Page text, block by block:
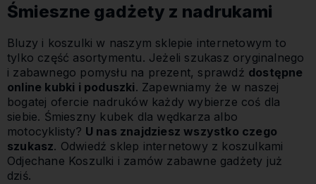
Śmieszne gadżety z nadrukami
Bluzy i koszulki w naszym sklepie internetowym to
tylko część asortymentu. Jeżeli szukasz oryginalnego
i zabawnego pomysłu na prezent, sprawdź dostępne
online kubki i poduszki. Zapewniamy że w naszej
bogatej ofercie nadruków każdy wybierze coś dla
siebie. Śmieszny kubek dla wędkarza albo
motocyklisty? U nas znajdziesz wszystko czego
szukasz. Odwiedź sklep internetowy z koszulkami
Odjechane Koszulki i zamów zabawne gadżety już
dziś.